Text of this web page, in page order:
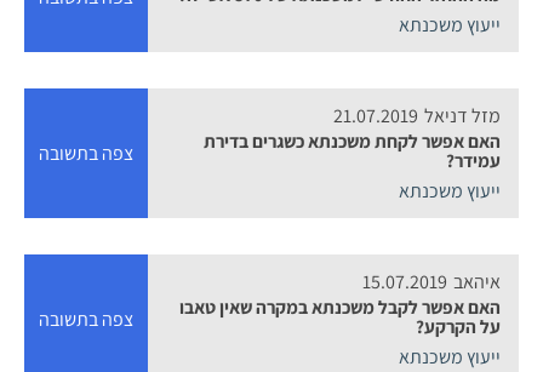
ייעוץ משכנתא
מזל דניאל 21.07.2019
האם אפשר לקחת משכנתא כשגרים בדירת
עמידר?
ייעוץ משכנתא
צפה בתשובה
איהאב 15.07.2019
האם אפשר לקבל משכנתא במקרה שאין טאבו
על הקרקע?
ייעוץ משכנתא
צפה בתשובה